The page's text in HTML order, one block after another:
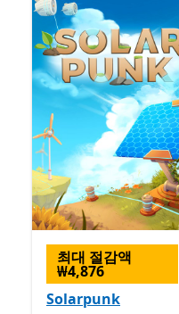
최대 절감액
₩4,876
Solarpunk